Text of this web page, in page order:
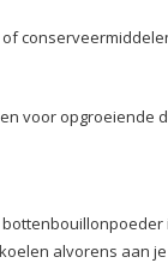
voor opgroeiende
alvorens aan